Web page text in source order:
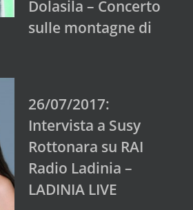
Dolasila – Concerto
sulle montagne di
26/07/2017:
Intervista a Susy
Rottonara su RAI
Radio Ladinia –
LADINIA LIVE